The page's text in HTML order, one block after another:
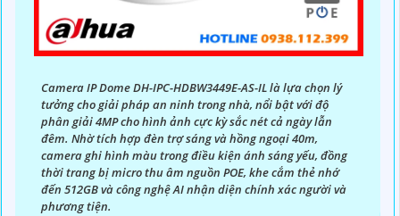
Camera IP Dome DH-IPC-HDBW3449E-AS-IL là lựa chọn lý
tưởng cho giải pháp an ninh trong nhà, nổi bật với độ
phân giải 4MP cho hình ảnh cực kỳ sắc nét cả ngày lẫn
đêm. Nhờ tích hợp đèn trợ sáng và hồng ngoại 40m,
camera ghi hình màu trong điều kiện ánh sáng yếu, đồng
thời trang bị micro thu âm nguồn POE, khe cắm thẻ nhớ
đến 512GB và công nghệ AI nhận diện chính xác người và
phương tiện.